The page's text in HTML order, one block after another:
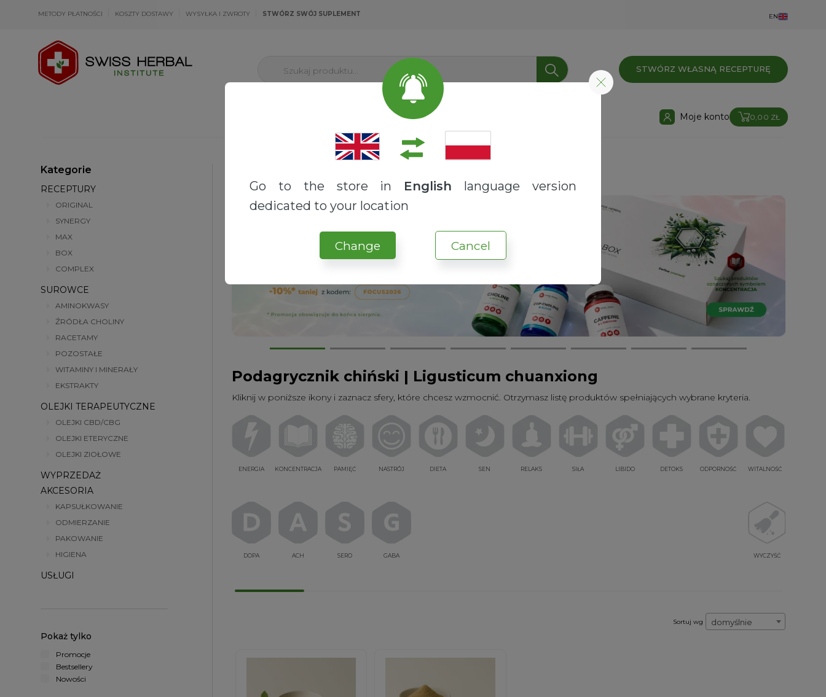
Go to the store in English language version
dedicated to your location
Change Cancel
METODY PŁATNOŚCI KOSZTY DOSTAWY WYSYŁKA I ZWROTY STWÓRZ SWÓJ SUPLEMENT EN
Szukaj produktu... STWÓRZ WŁASNĄ RECEPTURĘ
USŁUGI Moje konto 0,00 ZŁ
Kategorie
SUROWCE
AMINOKWASY
ŹRÓDŁA CHOLINY
RACETAMY
POZOSTAŁE
WITAMINY I MINERAŁY
EKSTRAKTY
RECEPTURY
ORIGINAL
SYNERGY
MAX
BOX
COMPLEX
AKCESORIA
KAPSUŁKOWANIE
ODMIERZANIE
PAKOWANIE
HIGIENA
OLEJKI TERAPEUTYCZNE
OLEJKI CBD/CBG
OLEJKI ETERYCZNE
OLEJKI ZIOŁOWE
USŁUGI
WYPRZEDAŻ
Pokaż tylko
Promocje
Bestsellery
Nowości
Podagrycznik chiński | Ligusticum chuanxiong
Kliknij w poniższe ikony i zaznacz sfery, które chcesz wzmocnić. Otrzymasz listę produktów spełniających wybrane kryteria.
ENERGIA KONCENTRACJA PAMIĘĆ NASTRÓJ DIETA SEN RELAKS SIŁA LIBIDO DETOKS ODPORNOŚĆ WITALNOŚĆ
DOPA ACH SERO GABA WYCZYŚĆ
Sortuj wg domyślnie